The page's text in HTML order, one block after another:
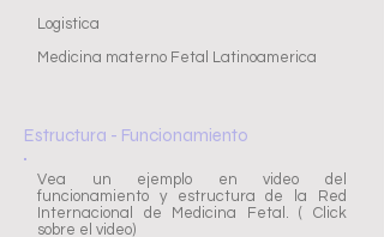
Logistica
Medicina materno Fetal Latinoamerica
Estructura - Funcionamiento
Vea un ejemplo en video del
funcionamiento y estructura de la Red
Internacional de Medicina Fetal. ( Click
sobre el video)